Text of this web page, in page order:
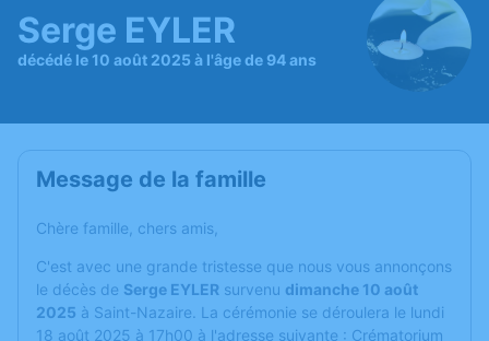
Serge EYLER
décédé le 10 août 2025 à l'âge de 94 ans
Message de la famille
Chère famille, chers amis,
C'est avec une grande tristesse que nous vous annonçons
le décès de Serge EYLER survenu dimanche 10 août
2025 à Saint-Nazaire. La cérémonie se déroulera le lundi
18 août 2025 à 17h00 à l'adresse suivante : Crématorium